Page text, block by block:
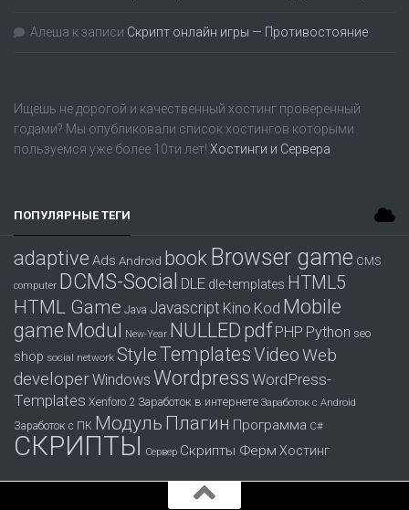
Алеша к записи Скрипт онлайн игры — Противостояние
Ищешь не дорогой и качественный хостинг проверенный
годами? Мы опубликовали список хостингов которыми
пользуемся уже более 10ти лет! Хостинги и Сервера
ПОПУЛЯРНЫЕ ТЕГИ
adaptive Ads Android book Browser game CMS
computer DCMS-Social DLE dle-templates HTML5
HTML Game Java Javascript Kino Kod Mobile
gameModul New-Year NULLED pdf PHP Python seo
shop social network StyleTemplatesVideoWeb
developerWindows Wordpress WordPress-
Templates Xenforo 2 Заработок в интернете Заработок с Android
Заработок с ПК Модуль Плагин Программа С#
СКРИПТЫ Сервер Скрипты Ферм Хостинг